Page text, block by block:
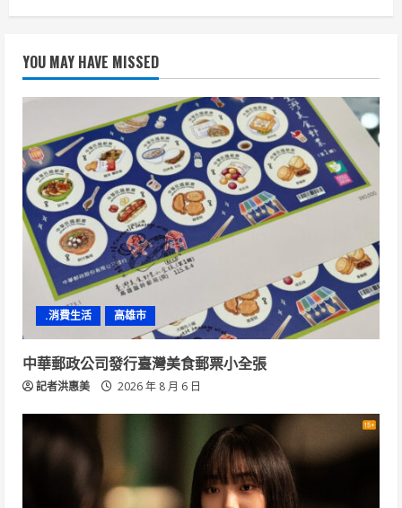
YOU MAY HAVE MISSED
.消費生活 高雄市
中華郵政公司發行臺灣美食郵票小全張
記者洪惠美 2026 年 8 月 6 日